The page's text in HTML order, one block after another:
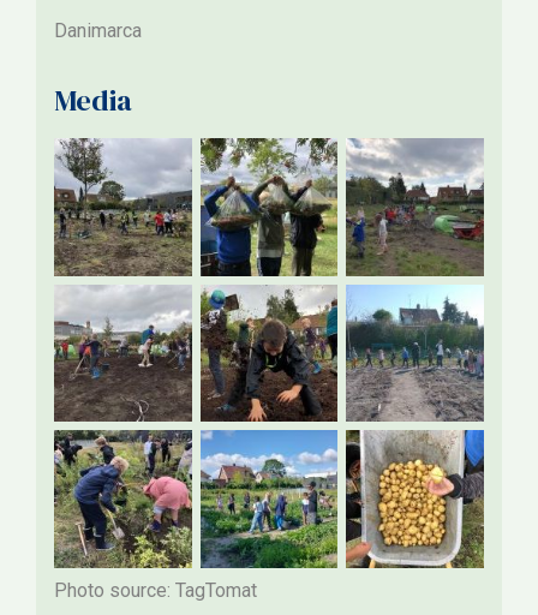
Danimarca
Media
Photo source: TagTomat